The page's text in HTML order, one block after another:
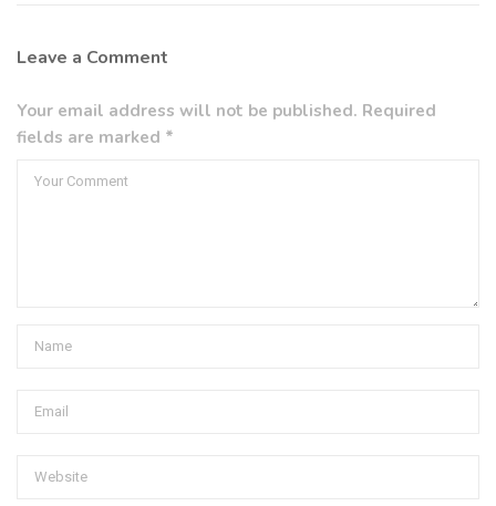
Leave a Comment
Your email address will not be published. Required
fields are marked *